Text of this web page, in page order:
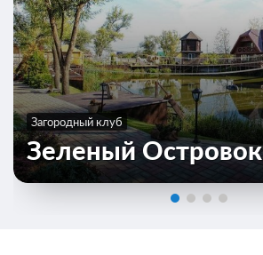
Загородный клуб
Зеленый Островок